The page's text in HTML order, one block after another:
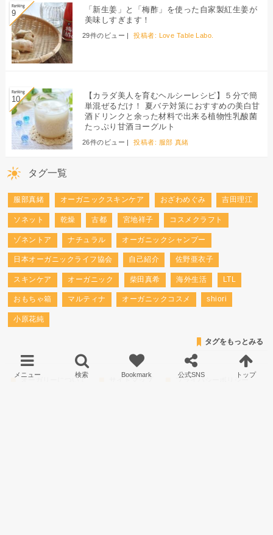
「新生姜」と「梅酢」を使った自家製紅生姜が
美味しすぎます！
29件のビュー | 投稿者: Love Table Labo.
【カラダ美人を育むヘルシーレシピ】５分で簡
単混ぜるだけ！ 夏バテ対策におすすめの美白甘
酒ドリンクと余った材料で出来る植物性乳酸菌
たっぷり甘酒ヨーグルト
26件のビュー | 投稿者: 服部 真緒
タグ一覧
服部真緒 オーガニックスキンケア おざわめぐみ 吉田理江
ソネット 乾燥 古都 宮地祥子 コスメクラフト
ゾネントア ナチュラル オーガニックシャンプー
日本オーガニックライフ協会 自己紹介 佐野亜衣子
スキンケア オーガニック 柴田真希 海外生活 LTL
おもちゃ箱 マルティナ オーガニックコスメ shiori
小原花純
タグをもっとみる
オーガリーについて プライバシーポリシー